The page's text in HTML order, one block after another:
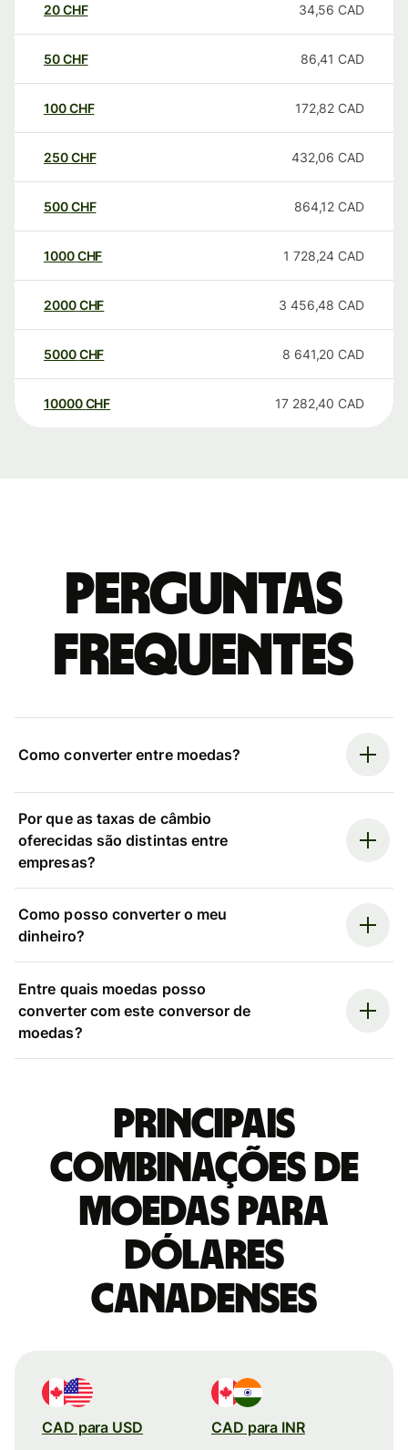
20CHF 34,56 CAD
50CHF 86,41 CAD
100CHF 172,82 CAD
250CHF 432,06 CAD
500CHF 864,12 CAD
1000CHF 1 728,24 CAD
2000CHF 3 456,48 CAD
5000CHF 8 641,20 CAD
10000 CHF 17 282,40 CAD
Perguntas
frequentes
Como converter entre moedas?
Por que as taxas de câmbio
oferecidas são distintas entre
empresas?
Como posso converter o meu
dinheiro?
Entre quais moedas posso
converter com este conversor de
moedas?
Principais
combinações de
moedas para
Dólares
canadenses
CAD para USD CAD para INR